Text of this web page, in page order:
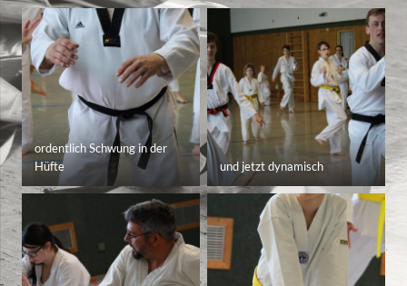
ordentlich Schwung in der
Hüfte
und jetzt dynamisch